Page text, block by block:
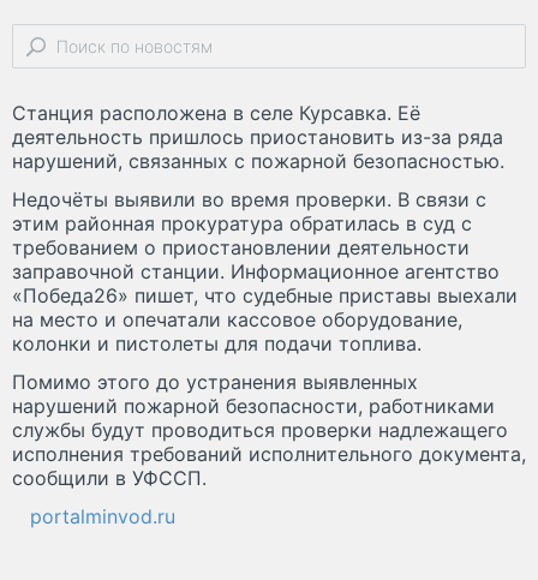
Станция расположена в селе Курсавка. Её
деятельность пришлось приостановить из-за ряда
нарушений, связанных с пожарной безопасностью.
Недочёты выявили во время проверки. В связи с
этим районная прокуратура обратилась в суд с
требованием о приостановлении деятельности
заправочной станции. Информационное агентство
«Победа26» пишет, что судебные приставы выехали
на место и опечатали кассовое оборудование,
колонки и пистолеты для подачи топлива.
Помимо этого до устранения выявленных
нарушений пожарной безопасности, работниками
службы будут проводиться проверки надлежащего
исполнения требований исполнительного документа,
сообщили в УФССП.
portalminvod.ru